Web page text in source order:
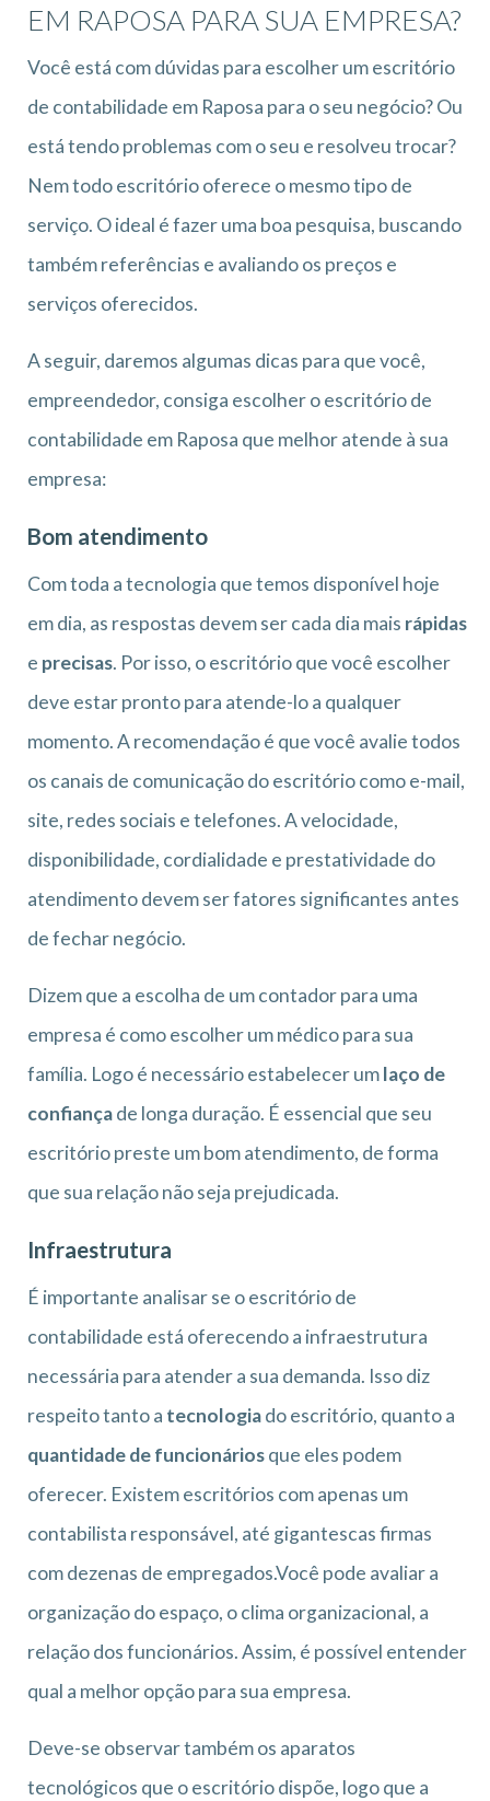
EM RAPOSA PARA SUA EMPRESA?
Você está com dúvidas para escolher um escritório
de contabilidade em Raposa para o seu negócio? Ou
está tendo problemas com o seu e resolveu trocar?
Nem todo escritório oferece o mesmo tipo de
serviço. O ideal é fazer uma boa pesquisa, buscando
também referências e avaliando os preços e
serviços oferecidos.
A seguir, daremos algumas dicas para que você,
empreendedor, consiga escolher o escritório de
contabilidade em Raposa que melhor atende à sua
empresa:
Bom atendimento
Com toda a tecnologia que temos disponível hoje
em dia, as respostas devem ser cada dia mais rápidas
e precisas. Por isso, o escritório que você escolher
deve estar pronto para atende-lo a qualquer
momento. A recomendação é que você avalie todos
os canais de comunicação do escritório como e-mail,
site, redes sociais e telefones. A velocidade,
disponibilidade, cordialidade e prestatividade do
atendimento devem ser fatores significantes antes
de fechar negócio.
Dizem que a escolha de um contador para uma
empresa é como escolher um médico para sua
família. Logo é necessário estabelecer umlaço de
confiançade longa duração. É essencial que seu
escritório preste um bom atendimento, de forma
que sua relação não seja prejudicada.
Infraestrutura
É importante analisar se o escritório de
contabilidade está oferecendo a infraestrutura
necessária para atender a sua demanda. Isso diz
respeito tanto a tecnologiado escritório, quanto a
quantidade de funcionáriosque eles podem
oferecer. Existem escritórios com apenas um
contabilista responsável, até gigantescas firmas
com dezenas de empregados.Você pode avaliar a
organização do espaço, o clima organizacional, a
relação dos funcionários. Assim, é possível entender
qual a melhor opção para sua empresa.
Deve-se observar também os aparatos
tecnológicos que o escritório dispõe, logo que a